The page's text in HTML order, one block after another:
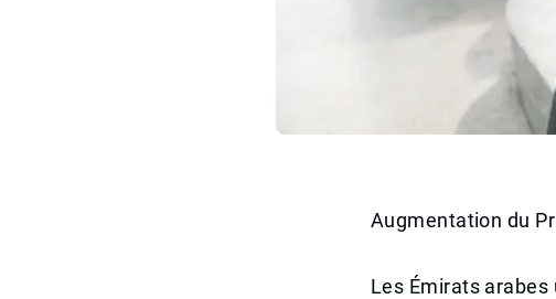
Augmentation du
Les Émirats